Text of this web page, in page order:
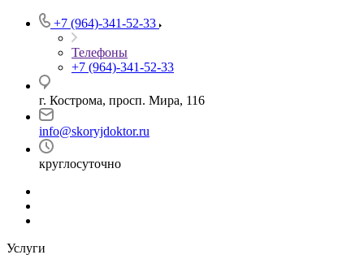
+7 (964)-341-52-33
Телефоны
+7 (964)-341-52-33
г. Кострома, просп. Мира, 116
info@skoryjdoktor.ru
круглосуточно
Услуги